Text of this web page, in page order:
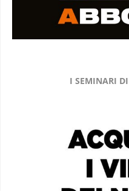
I SEMINARI